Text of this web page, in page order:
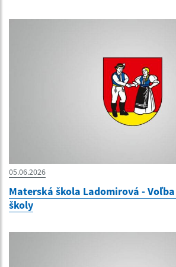
05.06.2026
Materská škola Ladomirová -
školy